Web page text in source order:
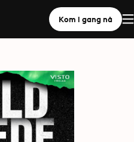
Kom i gang nå